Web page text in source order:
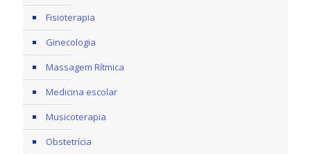
Fisioterapia
Ginecologia
Massagem Rítmica
Medicina escolar
Musicoterapia
Obstetrícia